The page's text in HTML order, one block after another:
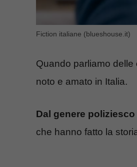
Fiction italiane (blueshouse.it)
Quando parliamo delle
noto e amato in Italia.
Dal genere
che hanno fatto la